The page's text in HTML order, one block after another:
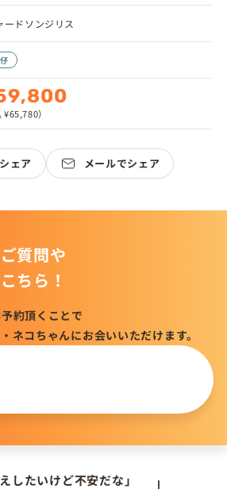
ードソンジリス
¥65,780）
ェア メールでシェア
質問や
ちら！
約頂くことで
ネコちゃんにお会いいただけます。
えしたいけど不安だな」